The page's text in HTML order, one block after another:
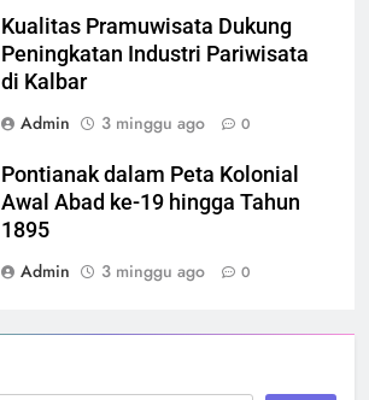
Kualitas Pramuwisata Dukung
Peningkatan Industri Pariwisata
di Kalbar
Admin
3 minggu ago 0
Pontianak dalam Peta Kolonial
Awal Abad ke-19 hingga Tahun
1895
Admin
3 minggu ago 0